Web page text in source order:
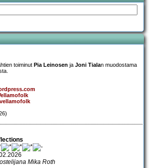
toiminut Pia Leinosen ja Joni Tialan muodostama
Mika Roth